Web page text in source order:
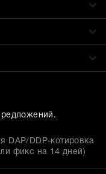
DAP/DDP-котировка
фикс на 14 дней)